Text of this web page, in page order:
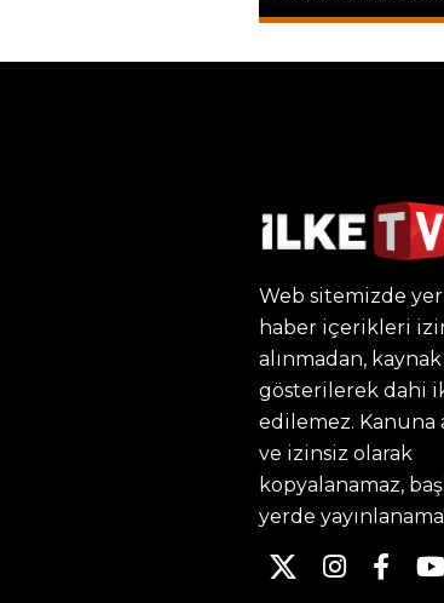
Web sitemizde
haber içerikleri
alınmadan, kaynak
gösterilerek dahi
edilemez. Kanuna
ve izinsiz olarak
kopyalanamaz,
yerde